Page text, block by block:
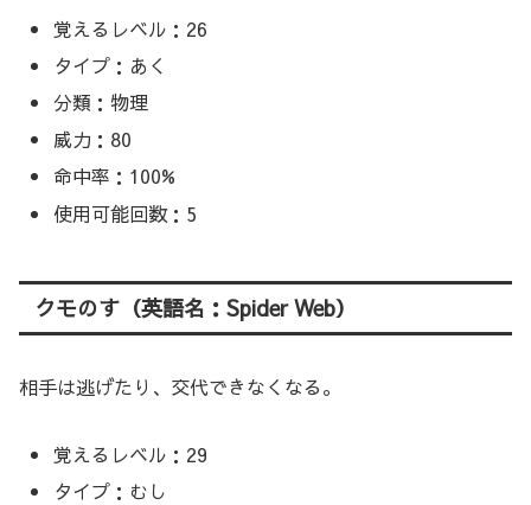
覚えるレベル：26
タイプ：あく
分類：物理
威力：80
命中率：100%
使用可能回数：5
クモのす（英語名：Spider Web）
相手は逃げたり、交代できなくなる。
覚えるレベル：29
タイプ：むし